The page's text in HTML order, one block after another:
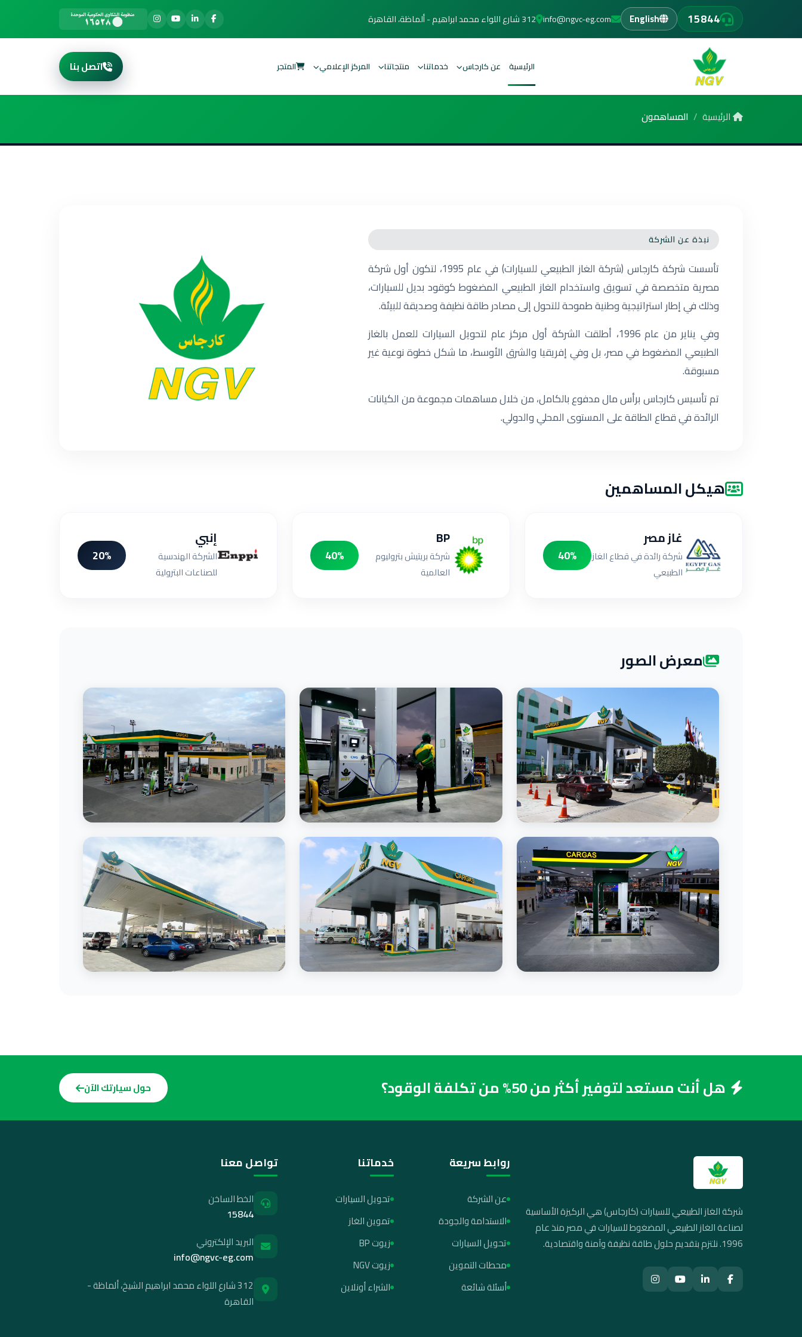
15844
English
info@ngvc-eg.com 312 شارع اللواء محمد ابراهيم - ألماظة، القاهرة
الرئيسية عن كارجاس خدماتنا منتجاتنا المركز الإعلامي المتجر اتصل بنا
الرئيسية المساهمون
نبذة عن الشركة
تأسست شركة كارجاس (شركة الغاز الطبيعي للسيارات) في عام 1995، لتكون أول شركة
مصرية متخصصة في تسويق واستخدام الغاز الطبيعي المضغوط كوقود بديل للسيارات،
وذلك في إطار استراتيجية وطنية طموحة للتحول إلى مصادر طاقة نظيفة وصديقة للبيئة.
وفي يناير من عام 1996، أطلقت الشركة أول مركز عام لتحويل السيارات للعمل بالغاز
الطبيعي المضغوط في مصر، بل وفي إفريقيا والشرق الأوسط، ما شكل خطوة نوعية غير
مسبوقة.
تم تأسيس كارجاس برأس مال مدفوع بالكامل، من خلال مساهمات مجموعة من الكيانات
الرائدة في قطاع الطاقة على المستوى المحلي والدولي.
هيكل المساهمين
غاز مصر
شركة رائدة في قطاع الغاز
الطبيعي
40%
BP
شركة بريتيش بتروليوم
العالمية
40%
إنبي
الشركة الهندسية
للصناعات البترولية
20%
معرض الصور
هل أنت مستعد لتوفير أكثر من 50% من تكلفة الوقود؟ حول سيارتك الآن
شركة الغاز الطبيعي للسيارات (كارجاس) هي الركيزة الأساسية
لصناعة الغاز الطبيعي المضغوط للسيارات في مصر منذ عام
1996. نلتزم بتقديم حلول طاقة نظيفة وآمنة واقتصادية.
روابط سريعة
عن الشركة
الاستدامة والجودة
تحويل السيارات
محطات التموين
أسئلة شائعة
خدماتنا
تحويل السيارات
تموين الغاز
زيوت BP
زيوت NGV
الشراء أونلاين
تواصل معنا
الخط الساخن
15844
البريد الإلكتروني
info@ngvc-eg.com
312 شارع اللواء محمد ابراهيم الشيخ، ألماظة -
القاهرة